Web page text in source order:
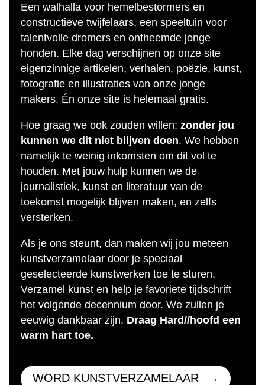
Een walhalla voor hemelbestormers en
constructieve twijfelaars, een speeltuin voor
talentvolle dromers en ontheemde jonge
honden. Elke dag verschijnen op onze site
eigenzinnige artikelen, verhalen, poëzie, kunst,
fotografie en illustraties van onze jonge
makers. Én onze site is helemaal gratis.
Hoe graag we ook zouden willen; zonder jou
kunnen we dit niet blijven doen. We hebben
namelijk te weinig inkomsten om dit vol te
houden. Met jouw hulp kunnen we de
journalistiek, kunst en literatuur van de
toekomst mogelijk blijven maken, en zelfs
versterken.
Als je ons steunt, dan maken wij jou meteen
kunstverzamelaar door je speciaal
geselecteerde kunstwerken toe te sturen.
Verzamel kunst en help je favoriete tijdschrift
het volgende decennium door. We zullen je
eeuwig dankbaar zijn. Draag Hard//hoofd een
warm hart toe.
WORD KUNSTVERZAMELAAR